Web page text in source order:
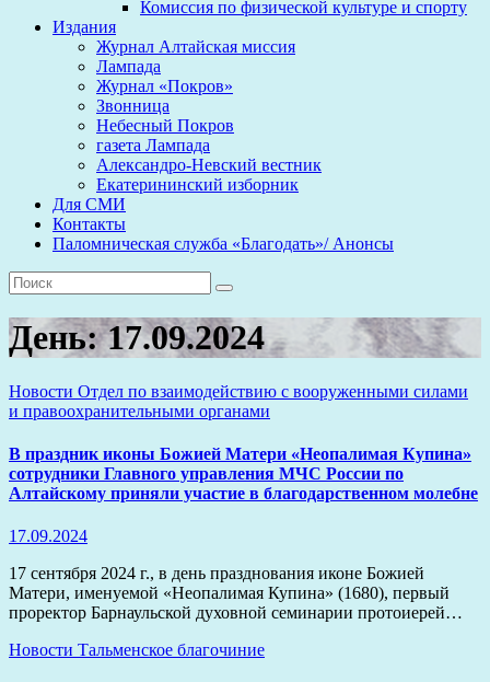
Комиссия по физической культуре и спорту
Издания
Журнал Алтайская миссия
Лампада
Журнал «Покров»
Звонница
Небесный Покров
газета Лампада
Александро-Невский вестник
Екатерининский изборник
Для СМИ
Контакты
Паломническая служба «Благодать»/ Анонсы
День:17.09.2024
Новости Отдел по взаимодействию с вооруженными силами
и правоохранительными органами
В праздник иконы Божией Матери «Неопалимая Купина»
сотрудники Главного управления МЧС России по
Алтайскому приняли участие в благодарственном молебне
17.09.2024
17 сентября 2024 г., в день празднования иконе Божией
Матери, именуемой «Неопалимая Купина» (1680), первый
проректор Барнаульской духовной семинарии протоиерей…
Новости Тальменское благочиние